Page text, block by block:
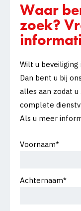
Waar
zoek?
Wilt u
Dan bent u bij
alles aan zodat
complete
Als u meer
Voornaam*
Achternaam*